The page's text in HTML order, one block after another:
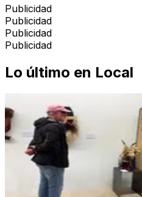
Publicidad
Publicidad
Publicidad
Publicidad
Lo último en Local